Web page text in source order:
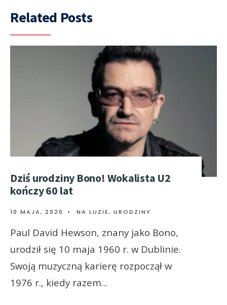
Related Posts
Dziś urodziny Bono! Wokalista U2
kończy 60 lat
10 MAJA, 2020 • NA LUZIE, URODZINY
Paul David Hewson, znany jako Bono,
urodził się 10 maja 1960 r. w Dublinie.
Swoją muzyczną karierę rozpoczął w
1976 r., kiedy razem...